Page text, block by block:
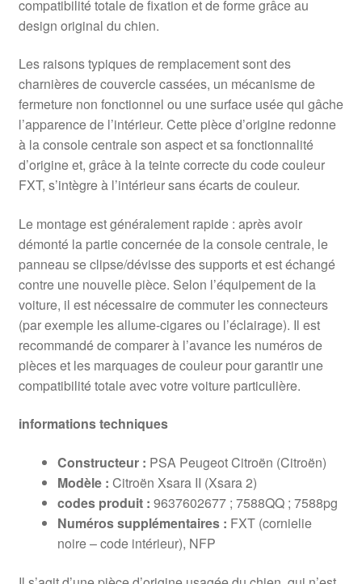
compatibilité totale de fixation et de forme grâce au
design original du chien.
Les raisons typiques de remplacement sont des
charnières de couvercle cassées, un mécanisme de
fermeture non fonctionnel ou une surface usée qui gâche
l’apparence de l’intérieur. Cette pièce d’origine redonne
à la console centrale son aspect et sa fonctionnalité
d’origine et, grâce à la teinte correcte du code couleur
FXT, s’intègre à l’intérieur sans écarts de couleur.
Le montage est généralement rapide : après avoir
démonté la partie concernée de la console centrale, le
panneau se clipse/dévisse des supports et est échangé
contre une nouvelle pièce. Selon l’équipement de la
voiture, il est nécessaire de commuter les connecteurs
(par exemple les allume-cigares ou l’éclairage). Il est
recommandé de comparer à l’avance les numéros de
pièces et les marquages ​​de couleur pour garantir une
compatibilité totale avec votre voiture particulière.
informations techniques
Constructeur : PSA Peugeot Citroën (Citroën)
Modèle : Citroën Xsara II (Xsara 2)
codes produit : 9637602677 ; 7588QQ ; 7588pg
Numéros supplémentaires : FXT (cornielie
noire – code intérieur), NFP